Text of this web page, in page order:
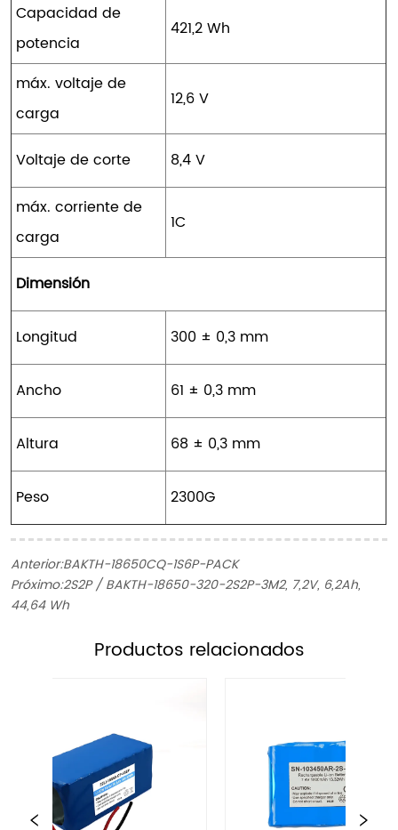
Capacidad de
potencia
421,2 Wh
máx. voltaje de
carga
12,6 V
Voltaje de corte 8,4 V
máx. corriente de
carga
1C
Dimensión
Longitud 300 ± 0,3 mm
Ancho 61 ± 0,3 mm
Altura 68 ± 0,3 mm
Peso 2300G
Anterior:BAKTH-18650CQ-1S6P-PACK
Próximo:2S2P / BAKTH-18650-320-2S2P-3M2, 7,2V, 6,2Ah,
44,64 Wh
ㅤProductos relacionados